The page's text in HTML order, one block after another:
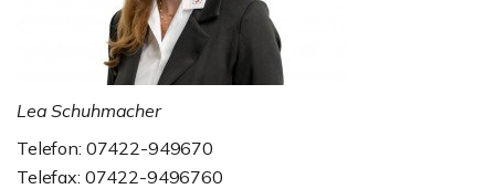
Lea Schuhmacher
Telefon: 07422-949670
Telefax: 07422-9496760